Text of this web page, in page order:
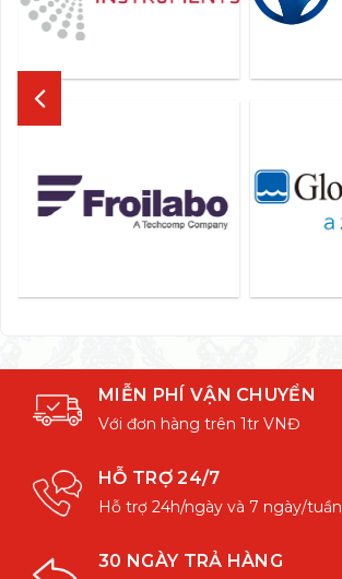
MIỄN PHÍ VẬN CHUYỂN
Với đơn hàng trên 1tr VNĐ
HỖ TRỢ 24/7
Hỗ trợ 24h/ngày và 7 ngày/tuần
30 NGÀY TRẢ HÀNG